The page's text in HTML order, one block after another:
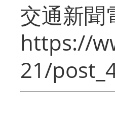
交通新聞
https://
21/